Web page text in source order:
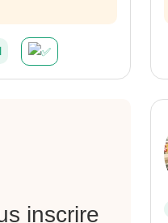
inscrire